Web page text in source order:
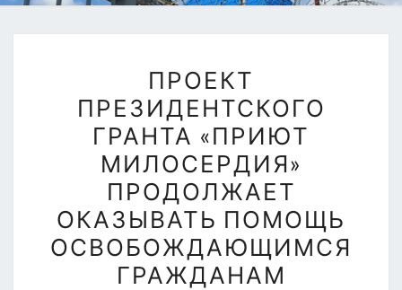
ПРЕЗИДЕНТСКОГО
ГРАНТА
«ПРИЮТ
МИЛОСЕРДИЯ»
ПРОДОЛЖАЕТ
ОКАЗЫВАТЬ
ПОМОЩЬ
ОСВОБОЖДАЮЩИМСЯ
ГРАЖДАНАМ
ПРОЕКТ
ПРЕЗИДЕНТСКОГО
ГРАНТА «ПРИЮТ
МИЛОСЕРДИЯ»
ПРОДОЛЖАЕТ
ОКАЗЫВАТЬ ПОМОЩЬ
ОСВОБОЖДАЮЩИМСЯ
ГРАЖДАНАМ